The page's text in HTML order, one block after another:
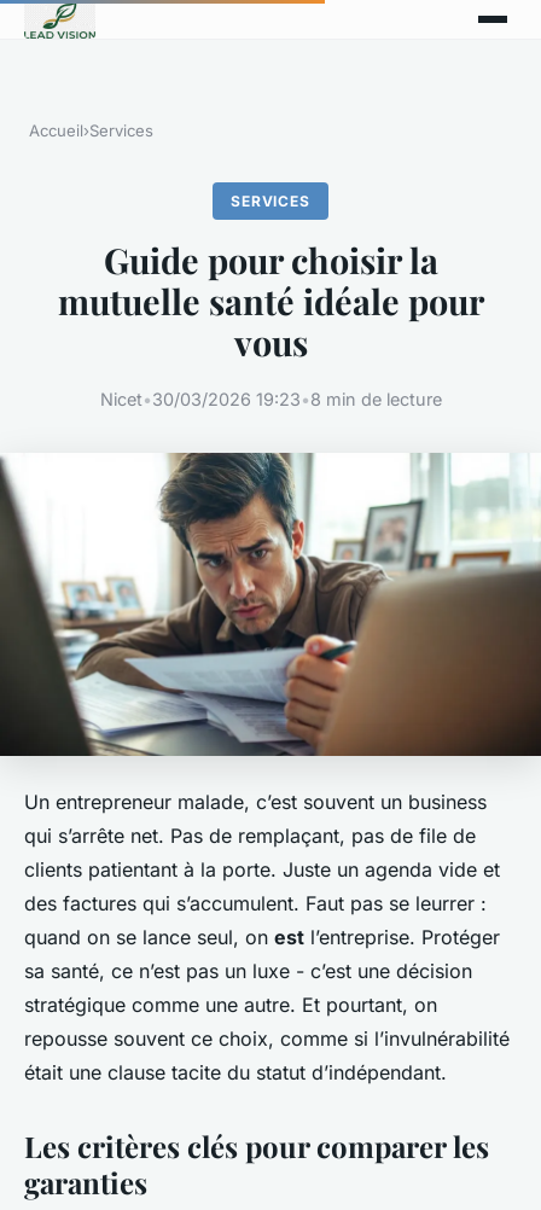
Accueil›Services
SERVICES
Guide pour choisir la
mutuelle santé idéale pour
vous
Nicet•30/03/2026 19:23•8 min de lecture
Un entrepreneur malade, c’est souvent un business
qui s’arrête net. Pas de remplaçant, pas de file de
clients patientant à la porte. Juste un agenda vide et
des factures qui s’accumulent. Faut pas se leurrer :
quand on se lance seul, on est l’entreprise. Protéger
sa santé, ce n’est pas un luxe - c’est une décision
stratégique comme une autre. Et pourtant, on
repousse souvent ce choix, comme si l’invulnérabilité
était une clause tacite du statut d’indépendant.
Les critères clés pour comparer les
garanties